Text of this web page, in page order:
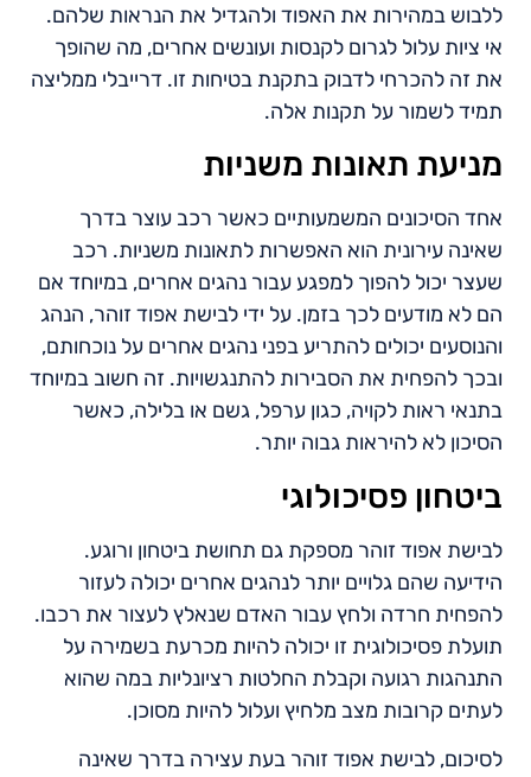
ללבוש במהירות את האפוד ולהגדיל את הנראות שלהם.
אי ציות עלול לגרום לקנסות ועונשים אחרים, מה שהופך
את זה להכרחי לדבוק בתקנת בטיחות זו. דרייבלי ממליצה
תמיד לשמור על תקנות אלה.
מניעת תאונות משניות
אחד הסיכונים המשמעותיים כאשר רכב עוצר בדרך
שאינה עירונית הוא האפשרות לתאונות משניות. רכב
שעצר יכול להפוך למפגע עבור נהגים אחרים, במיוחד אם
הם לא מודעים לכך בזמן. על ידי לבישת אפוד זוהר, הנהג
והנוסעים יכולים להתריע בפני נהגים אחרים על נוכחותם,
ובכך להפחית את הסבירות להתנגשויות. זה חשוב במיוחד
בתנאי ראות לקויה, כגון ערפל, גשם או בלילה, כאשר
הסיכון לא להיראות גבוה יותר.
ביטחון פסיכולוגי
לבישת אפוד זוהר מספקת גם תחושת ביטחון ורוגע.
הידיעה שהם גלויים יותר לנהגים אחרים יכולה לעזור
להפחית חרדה ולחץ עבור האדם שנאלץ לעצור את רכבו.
תועלת פסיכולוגית זו יכולה להיות מכרעת בשמירה על
התנהגות רגועה וקבלת החלטות רציונליות במה שהוא
לעתים קרובות מצב מלחיץ ועלול להיות מסוכן.
לסיכום, לבישת אפוד זוהר בעת עצירה בדרך שאינה